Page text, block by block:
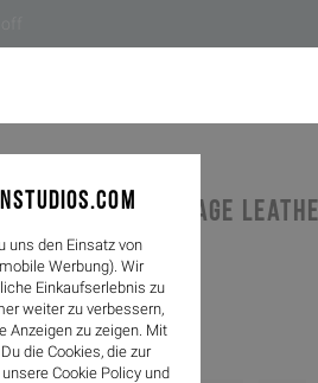
uns den Einsatz von
Werbung). Wir
Einkaufserlebnis zu
weiter zu verbessern,
Anzeigen zu zeigen. Mit
die Cookies, die zur
Cookie Policy und
CPH63 vintage
259,00€
Farbe -
Größen